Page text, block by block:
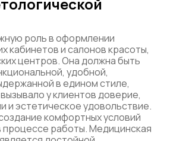
роль в оформлении
кабинетов и салонов красоты,
центров. Она должна быть
удобной,
в едином стиле,
у клиентов доверие,
и эстетическое удовольствие.
комфортных условий
процессе работы. Медицинская